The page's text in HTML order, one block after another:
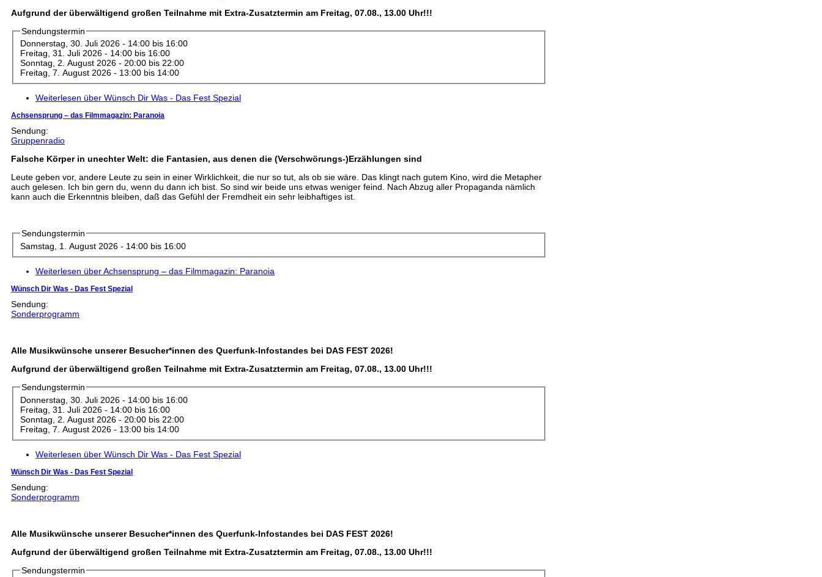
Aufgrund der überwältigend großen Teilnahme mit Extra-Zusatztermin am Freitag, 07.08., 13.00 Uhr!!!
Sendungstermin
Donnerstag, 30. Juli 2026 - 14:00bis 16:00
Freitag, 31. Juli 2026 - 14:00bis 16:00
Sonntag, 2. August 2026 - 20:00bis 22:00
Freitag, 7. August 2026 - 13:00bis 14:00
Weiterlesen über Wünsch Dir Was - Das Fest Spezial
Achsensprung – das Filmmagazin: Paranoia
Sendung:
Gruppenradio
Falsche Körper in unechter Welt: die Fantasien, aus denen die (Verschwörungs-)Erzählungen sind
Leute geben vor, andere Leute zu sein in einer Wirklichkeit, die nur so tut, als ob sie wäre. Das klingt nach gutem Kino, wird die Metapher
auch gelesen. Ich bin gern du, wenn du dann ich bist. So sind wir beide uns etwas weniger feind. Nach Abzug aller Propaganda nämlich
kann auch die Erkenntnis bleiben, daß das Gefühl der Fremdheit ein sehr leibhaftiges ist.
Sendungstermin
Samstag, 1. August 2026 - 14:00bis 16:00
Weiterlesen über Achsensprung – das Filmmagazin: Paranoia
Wünsch Dir Was - Das Fest Spezial
Sendung:
Sonderprogramm
Alle Musikwünsche unserer Besucher*innen des Querfunk-Infostandes bei DAS FEST 2026!
Aufgrund der überwältigend großen Teilnahme mit Extra-Zusatztermin am Freitag, 07.08., 13.00 Uhr!!!
Sendungstermin
Donnerstag, 30. Juli 2026 - 14:00bis 16:00
Freitag, 31. Juli 2026 - 14:00bis 16:00
Sonntag, 2. August 2026 - 20:00bis 22:00
Freitag, 7. August 2026 - 13:00bis 14:00
Weiterlesen über Wünsch Dir Was - Das Fest Spezial
Wünsch Dir Was - Das Fest Spezial
Sendung:
Sonderprogramm
Alle Musikwünsche unserer Besucher*innen des Querfunk-Infostandes bei DAS FEST 2026!
Aufgrund der überwältigend großen Teilnahme mit Extra-Zusatztermin am Freitag, 07.08., 13.00 Uhr!!!
Sendungstermin